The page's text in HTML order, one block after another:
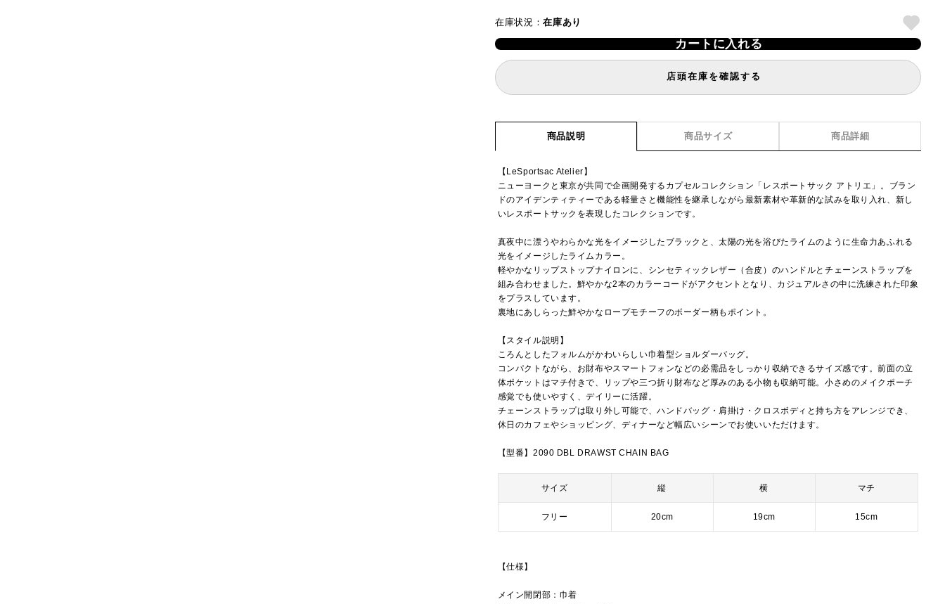
在庫状況：在庫あり
カートに入れる
店頭在庫を確認する
商品説明 商品サイズ 商品詳細
【LeSportsac Atelier】
ニューヨークと東京が共同で企画開発するカプセルコレクション「レスポートサック アトリエ」。ブラン
ドのアイデンティティーである軽量さと機能性を継承しながら最新素材や革新的な試みを取り入れ、新し
いレスポートサックを表現したコレクションです。
真夜中に漂うやわらかな光をイメージしたブラックと、太陽の光を浴びたライムのように生命力あふれる
光をイメージしたライムカラー。
軽やかなリップストップナイロンに、シンセティックレザー（合皮）のハンドルとチェーンストラップを
組み合わせました。鮮やかな2本のカラーコードがアクセントとなり、カジュアルさの中に洗練された印象
をプラスしています。
裏地にあしらった鮮やかなロープモチーフのボーダー柄もポイント。
【スタイル説明】
ころんとしたフォルムがかわいらしい巾着型ショルダーバッグ。
コンパクトながら、お財布やスマートフォンなどの必需品をしっかり収納できるサイズ感です。前面の立
体ポケットはマチ付きで、リップや三つ折り財布など厚みのある小物も収納可能。小さめのメイクポーチ
感覚でも使いやすく、デイリーに活躍。
チェーンストラップは取り外し可能で、ハンドバッグ・肩掛け・クロスボディと持ち方をアレンジでき、
休日のカフェやショッピング、ディナーなど幅広いシーンでお使いいただけます。
【型番】2090 DBL DRAWST CHAIN BAG
サイズ 縦 横 マチ
フリー 20cm 19cm 15cm
【仕様】
メイン開閉部：巾着